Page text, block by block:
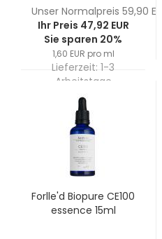
Unser Normalpreis 59,90 EUR
Ihr Preis 47,92 EUR
Sie sparen 20%
1,60 EUR pro ml
Lieferzeit: 1-3
Arbeitstage
Forlle'd Biopure CE100
essence 15ml